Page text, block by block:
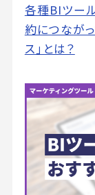
各種BIツー
約につなが
ス」とは？